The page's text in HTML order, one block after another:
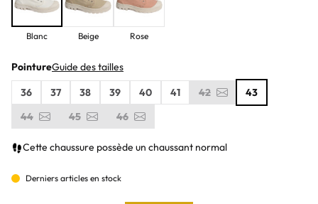
Blanc Beige Rose
PointureGuide des tailles
36
37 38 39 40 41 42
43
44
45 46
Cette chaussure possède un chaussant normal
Derniers articles en stock